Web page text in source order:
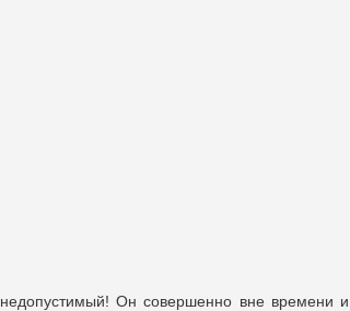
Он совершенно вне времени и